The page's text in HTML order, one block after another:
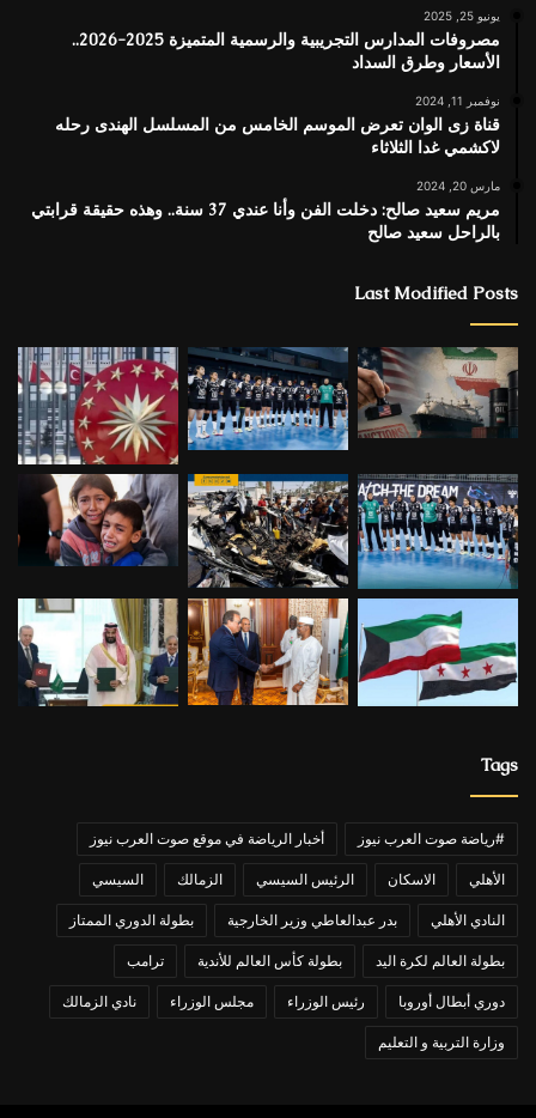
يونيو 25, 2025
مصروفات المدارس التجريبية والرسمية المتميزة 2025-2026..
الأسعار وطرق السداد
نوفمبر 11, 2024
قناة زى الوان تعرض الموسم الخامس من المسلسل الهندى رحله
لاكشمي غدا الثلاثاء
مارس 20, 2024
مريم سعيد صالح: دخلت الفن وأنا عندي 37 سنة.. وهذه حقيقة قرابتي
بالراحل سعيد صالح
Last Modified Posts
Tags
#رياضة صوت العرب نيوز أخبار الرياضة في موقع صوت العرب نيوز
الأهلي الاسكان الرئيس السيسي الزمالك السيسي
النادي الأهلي بدر عبدالعاطي وزير الخارجية بطولة الدوري الممتاز
بطولة العالم لكرة اليد بطولة كأس العالم للأندية ترامب
دوري أبطال أوروبا رئيس الوزراء مجلس الوزراء نادي الزمالك
وزارة التربية و التعليم